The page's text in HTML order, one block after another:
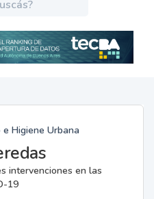
Higiene Urbana
intervenciones en las
19